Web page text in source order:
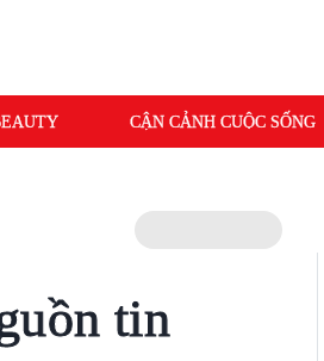
CẬN CẢNH CUỘC SỐNG
tin